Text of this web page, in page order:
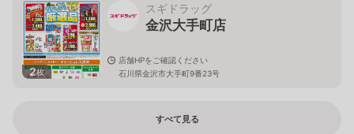
2枚
スギドラッグ
金沢大手町店
店舗HPをご確認ください
石川県金沢市大手町9番23号
すべて見る